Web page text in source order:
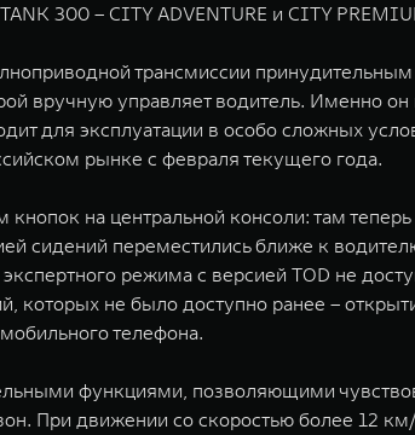
300 – CITY ADVENTURE и CITY
трансмиссии
вручную управляет водитель. Именно он
для эксплуатации в особо сложных
рынке с февраля текущего года.
на центральной консоли: там
сидений переместились ближе к
режима с версией TOD не
не было доступно ранее –
телефона.
функциями, позволяющими
При движении со скоростью более 12